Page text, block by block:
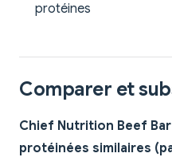
protéines
Comparer et
Chief Nutrition Beef
protéinées similaires